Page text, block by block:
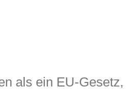
als ein EU-Gesetz,